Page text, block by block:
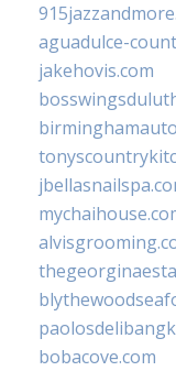
aguadulce-
jakehovis.com
bobacove.com